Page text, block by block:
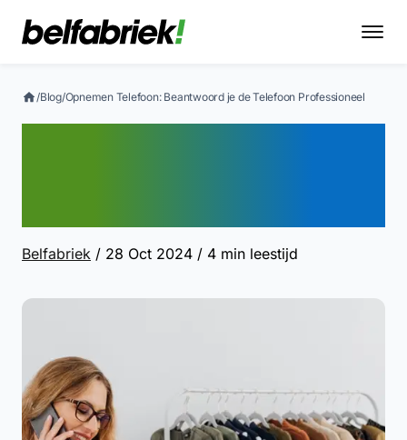
/Blog/Opnemen Telefoon: Beantwoord je de Telefoon Professioneel
Belfabriek / 28 Oct 2024 / 4 min leestijd